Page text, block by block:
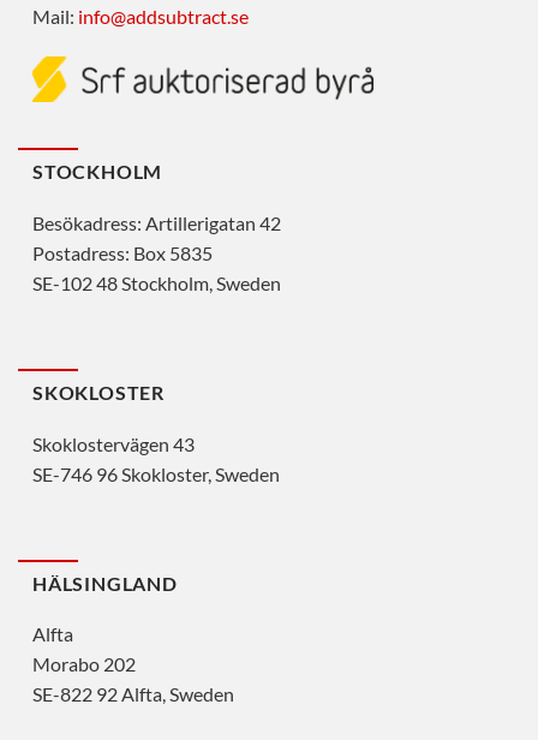
Mail: info@addsubtract.se
STOCKHOLM
Besökadress: Artillerigatan 42
Postadress: Box 5835
SE-102 48 Stockholm, Sweden
SKOKLOSTER
Skoklostervägen 43
SE-746 96 Skokloster, Sweden
HÄLSINGLAND
Alfta
Morabo 202
SE-822 92 Alfta, Sweden